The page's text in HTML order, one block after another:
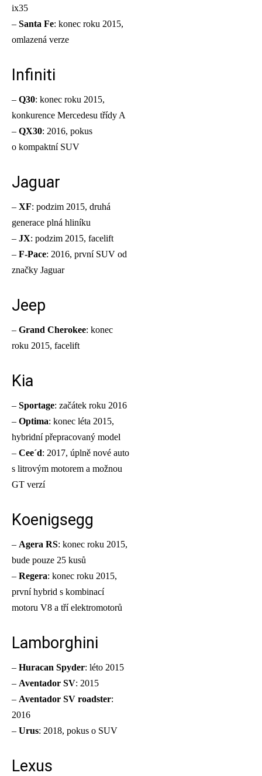
ix35
– Santa Fe: konec roku 2015,
omlazená verze
Infiniti
– Q30: konec roku 2015,
konkurence Mercedesu třídy A
– QX30: 2016, pokus
o kompaktní SUV
Jaguar
– XF: podzim 2015, druhá
generace plná hliníku
– JX: podzim 2015, facelift
– F-Pace: 2016, první SUV od
značky Jaguar
Jeep
– Grand Cherokee: konec
roku 2015, facelift
Kia
– Sportage: začátek roku 2016
– Optima: konec léta 2015,
hybridní přepracovaný model
– Cee´d: 2017, úplně nové auto
s litrovým motorem a možnou
GT verzí
Koenigsegg
– Agera RS: konec roku 2015,
bude pouze 25 kusů
– Regera: konec roku 2015,
první hybrid s kombinací
motoru V8 a tří elektromotorů
Lamborghini
– Huracan Spyder: léto 2015
– Aventador SV: 2015
– Aventador SV roadster:
2016
– Urus: 2018, pokus o SUV
Lexus